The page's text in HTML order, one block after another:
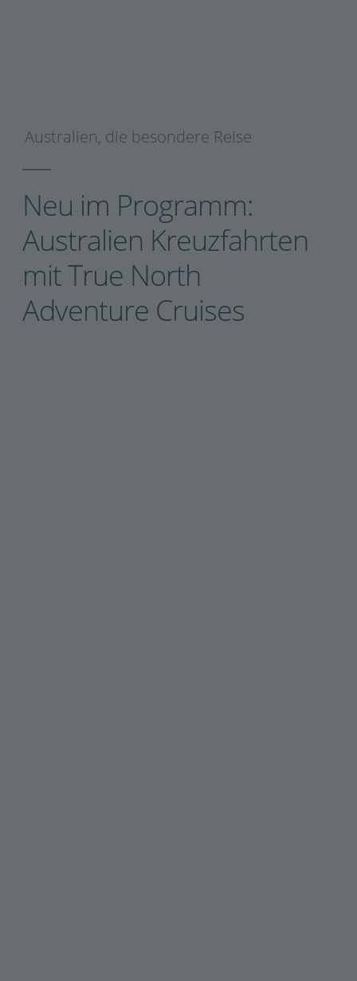
Australien, die besondere Reise
Neu im Programm:
Australien Kreuzfahrten
mit True North
Adventure Cruises